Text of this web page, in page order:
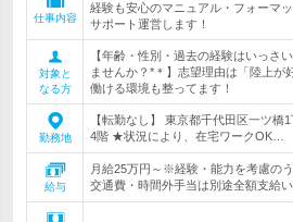
仕事内容
経験も安心のマニュアル・フォーマ
サポート運営します！
対象と
なる方
【年齢・性別・過去の経験はいっさ
ませんか？*＊】志望理由は「陸上が
働ける環境も整ってます！
勤務地
【転勤なし】 東京都千代田区一ツ
4階 ★状況により、在宅ワークOK…
給与
月給25万円～※経験・能力を考慮の
交通費・時間外手当は別途全額支給い